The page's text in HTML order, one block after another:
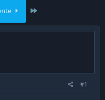
#1